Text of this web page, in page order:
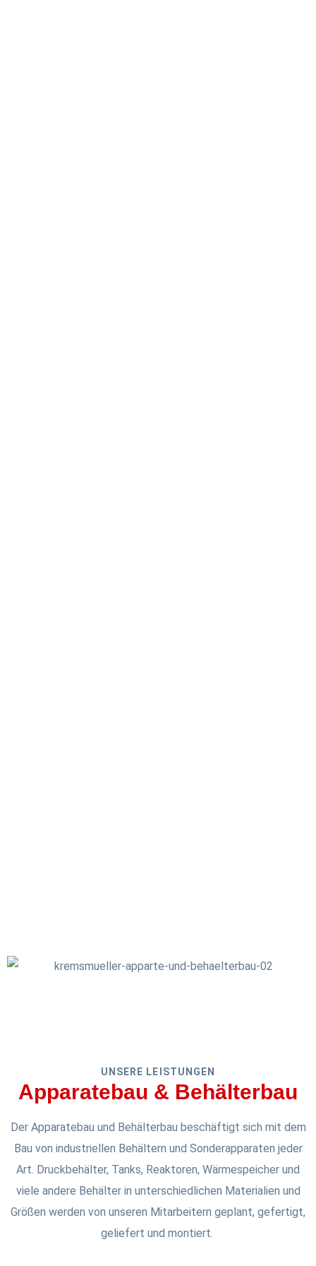
UNSERE LEISTUNGEN
Apparatebau & Behälterbau
Der Apparatebau und Behälterbau beschäftigt sich mit dem
Bau von industriellen Behältern und Sonderapparaten jeder
Art. Druckbehälter, Tanks, Reaktoren, Wärmespeicher und
viele andere Behälter in unterschiedlichen Materialien und
Größen werden von unseren Mitarbeitern geplant, gefertigt,
geliefert und montiert.